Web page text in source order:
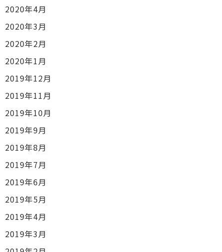
2020年4月
2020年3月
2020年2月
2020年1月
2019年12月
2019年11月
2019年10月
2019年9月
2019年8月
2019年7月
2019年6月
2019年5月
2019年4月
2019年3月